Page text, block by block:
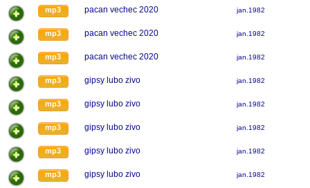
mp3 pacan vechec 2020 jan.1982
mp3 pacan vechec 2020 jan.1982
mp3 pacan vechec 2020 jan.1982
mp3 gipsy lubo zivo jan.1982
mp3 gipsy lubo zivo jan.1982
mp3 gipsy lubo zivo jan.1982
mp3 gipsy lubo zivo jan.1982
mp3 gipsy lubo zivo jan.1982